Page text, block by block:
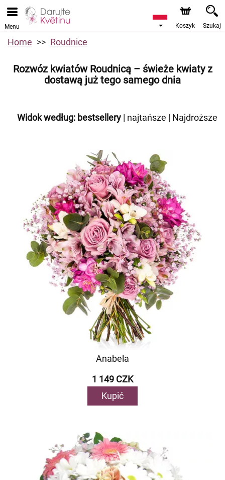
Menu Koszyk Szukaj
Home Roudnice
Rozwóz kwiatów Roudnicą – świeże kwiaty z
dostawą już tego samego dnia
Widok według: bestsellery | najtańsze | Najdroższe
Anabela
1 149 CZK
Kupić